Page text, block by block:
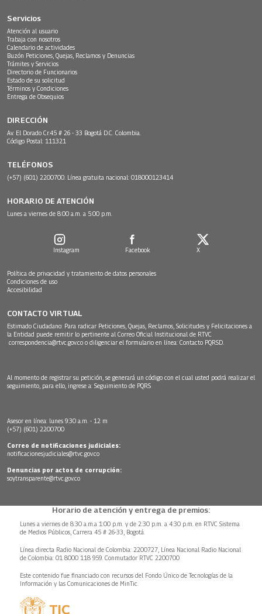
Servicios
Atención al usuario
Trabaja con nosotros
Calendario de actividades
Buzón Peticiones, Quejas, Reclamos y Denuncias
Trámites y Servicios
Directorio de Funcionarios
Estado de su solicitud
Términos y Condiciones
Entrega de Obsequios
DIRECCIÓN
Av. El Dorado Cr.45 # 26 - 33 Bogotá D.C. Colombia.
Código Postal: 111321
TELÉFONOS
(+57) (601) 2200700. Línea gratuita nacional: 018000123414
HORARIO DE ATENCIÓN
Lunes a viernes de 8:00 a.m. a 5:00 p.m.
Instagram Facebook X
Política de privacidad y tratamiento de datos personales
Condiciones de uso
Accesibilidad
CONTACTO VIRTUAL
Estimado Ciudadano: Para radicar Peticiones, Quejas, Reclamos, Solicitudes y Felicitaciones a
la Entidad puede remitir lo pertinente al Correo Oficial Institucional de RTVC
correspondencia@rtvc.gov.co o diligenciar el formulario en línea: Contacto PQRSD.
Al momento de registrar su petición, se generará un código con el cual usted podrá realizar el
seguimiento, para ello, ingrese a: Seguimiento de PQRS
Asesor en línea: lunes 9:30 a.m. - 12 m
(+57) (601) 2200700
Correo de notificaciones judiciales:
notificacionesjudiciales@rtvc.gov.co
Denuncias por actos de corrupción:
soytransparente@rtvc.gov.co
Horario de atención y entrega de premios:
Lunes a viernes de 8:30 a.m.a 1:00 p.m. y de 2:30 p.m. a 4:30 p.m. en RTVC Sistema
de Medios Públicos, Carrera 45 # 26-33, Bogotá.
Línea directa Radio Nacional de Colombia: 2200727, Línea Nacional Radio Nacional
de Colombia: 01 8000 118 959. Conmutador RTVC 2200700
Este contenido fue financiado con recursos del Fondo Único de Tecnologías de la
Información y las Comunicaciones de MinTic.